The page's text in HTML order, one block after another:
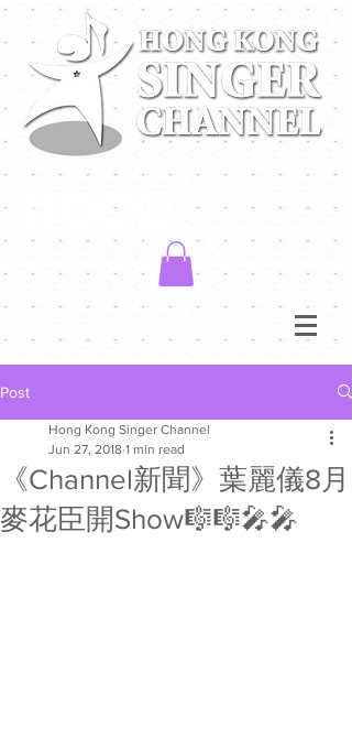
Post
《Channel新聞》葉麗儀8月
麥花臣開Show🎼🎼🎤🎤
Hong Kong Singer Channel
Jun 27, 2018 1 min read